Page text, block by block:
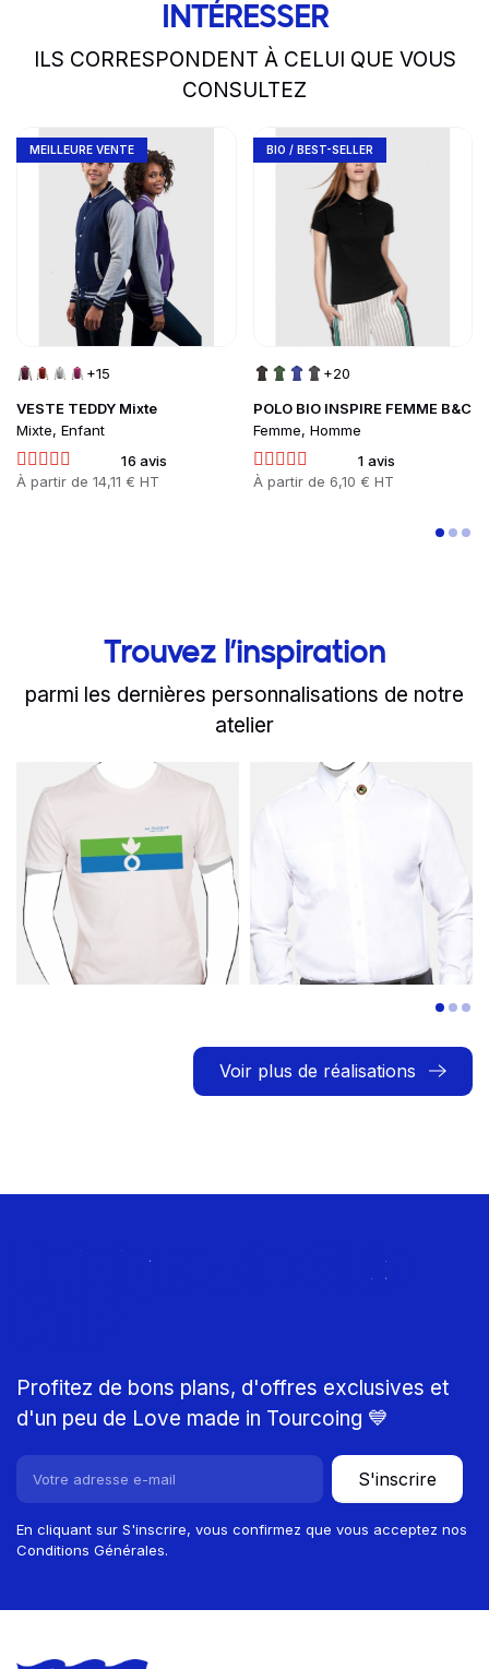
INTÉRESSER
ILS CORRESPONDENT À CELUI QUE VOUS
CONSULTEZ
slide1 to 2of 5
VESTE TEDDY Mixte
Mixte, Enfant
16 avis
Prix
À partir de 14,11 € HT
MEILLEURE VENTE
+15
Go to product page
POLO BIO INSPIRE FEMME B&C
Femme, Homme
1 avis
Prix
À partir de 6,10 € HT
BIO / BEST-SELLER
+20
Go to product page
Trouvez l’inspiration
parmi les dernières personnalisations de notre
atelier
1 to 2of 6
La Famille livre vos
Read more Mettez à
Read more
Voir plus de réalisations
Rejoignez le Club
Profitez de bons plans, d'offres exclusives et
d'un peu de Love made in Tourcoing 💙
S'inscrire
En cliquant sur S'inscrire, vous confirmez que vous acceptez nos
Conditions Générales.